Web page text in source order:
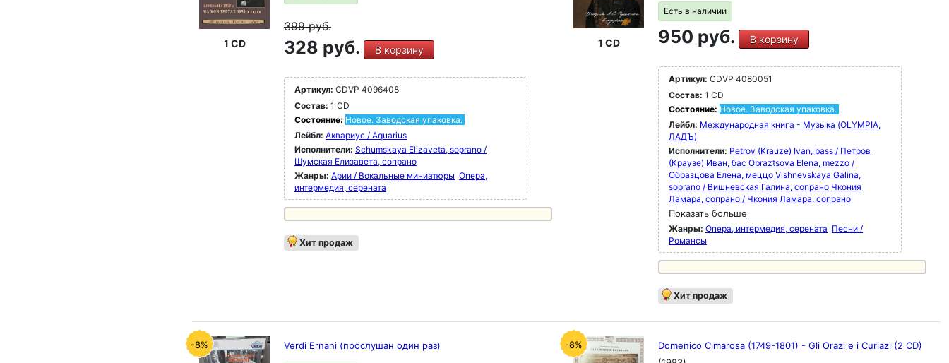
1 CD
399руб.
328 руб. В корзину
Артикул: CDVP 4096408
Состав: 1 CD
Состояние: Новое. Заводская упаковка.
Лейбл: Аквариус / Aquarius
Исполнители: Schumskaya Elizaveta, soprano /
Шумская Елизавета, сопрано
Жанры: Арии / Вокальные миниатюры Опера,
интермедия, серената
Хит продаж
1 CD
Есть в наличии
950 руб. В корзину
Артикул: CDVP 4080051
Состав: 1 CD
Состояние: Новое. Заводская упаковка.
Лейбл: Международная книга - Музыка (OLYMPIA,
ЛАДЪ)
Исполнители: Petrov (Krauze) Ivan, bass / Петров
(Краузе) Иван, бас Obraztsova Elena, mezzo /
Образцова Елена, меццо Vishnevskaya Galina,
soprano / Вишневская Галина, сопрано Чкония
Ламара, сопрано / Чкония Ламара, сопрано
Показать больше
Жанры: Опера, интермедия, серената Песни /
Романсы
Хит продаж
-8% Verdi Ernani (прослушан один раз) -8%
Domenico Cimarosa (1749-1801) - Gli Orazi e i Curiazi (2 CD)